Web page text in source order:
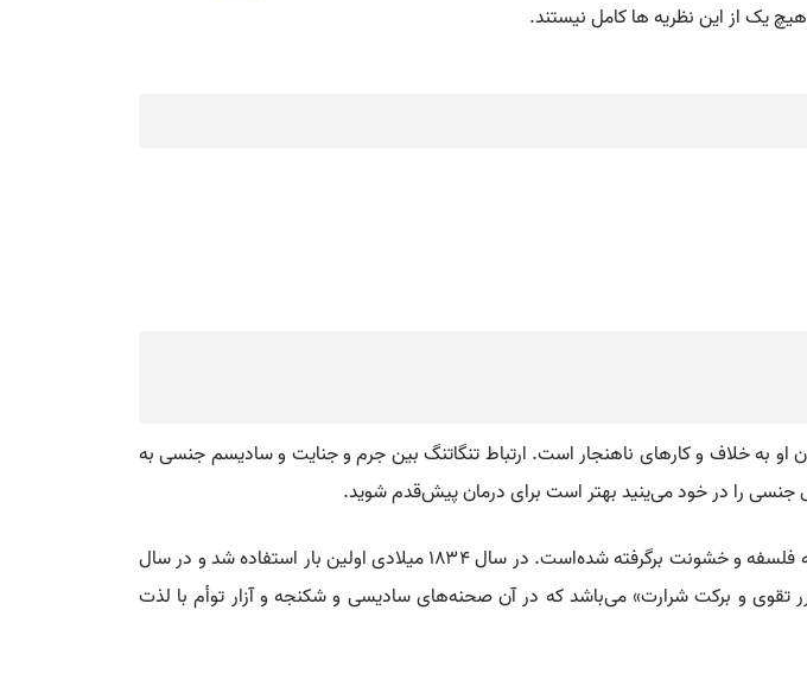
هیچ یک از این نظریه ها کامل نیستند.
به خلاف و کارهای ناهنجار است. ارتباط تنگاتنگ بین جرم و جنایت و سادیسم جنسی به
جنسی را در خود می‌ینید بهتر است برای درمان پیش‌قدم شوید.
💡 واژه سادیسم از نام مارکی دو ساد (۱۷۴۰–۱۸۱۴) نویسنده فرانسوی آثار اروتیک آغشته به فلسفه و خشونت برگرفته شده‌است. در سال ۱۸۳۴ میلادی اولین بار استفاده شد و در سال
از جمله «ضرر تقوی و برکت شرارت» می‌باشد که در آن صحنه‌های سادیسی و شکنجه و آزار توأم با لذت